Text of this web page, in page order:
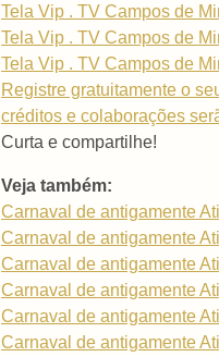
Tela Vip . TV Campos de
Tela Vip . TV Campos de
Tela Vip . TV Campos de
Registre gratuitamente o
créditos e colaborações
Curta e compartilhe!
Veja também:
Carnaval de antigamente
Carnaval de antigamente
Carnaval de antigamente
Carnaval de antigamente
Carnaval de antigamente
Carnaval de antigamente